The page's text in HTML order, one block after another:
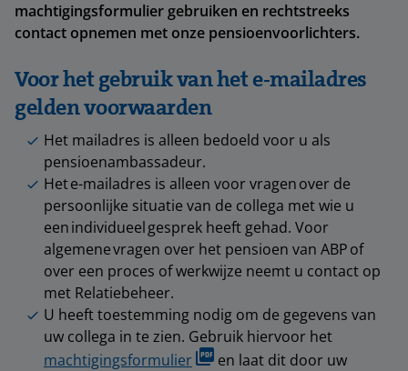
machtigingsformulier gebruiken en rechtstreeks
contact opnemen met onze pensioenvoorlichters.
Voor het gebruik van het e-mailadres
gelden voorwaarden
Het mailadres is alleen bedoeld voor u als
pensioenambassadeur.
Het e-mailadres is alleen voor vragen over de
persoonlijke situatie van de collega met wie u
een individueel gesprek heeft gehad. Voor
algemene vragen over het pensioen van ABP of
over een proces of werkwijze neemt u contact op
met Relatiebeheer.
U heeft toestemming nodig om de gegevens van
uw collega in te zien. Gebruik hiervoor het
machtigingsformulier
en laat dit door uw